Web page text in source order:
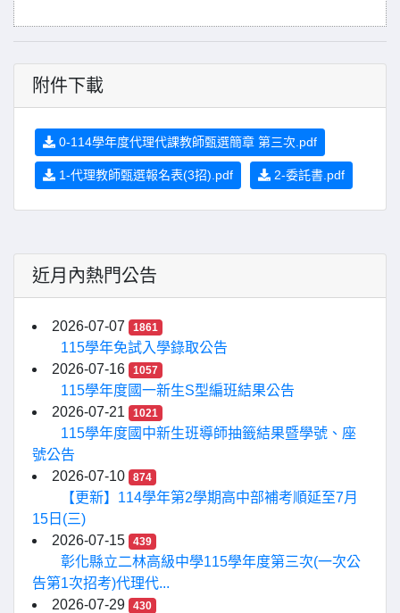
附件下載
0-114學年度代理代課教師甄選簡章 第三次.pdf
1-代理教師甄選報名表(3招).pdf 2-委託書.pdf
近月內熱門公告
2026-07-07 1861
115學年免試入學錄取公告
2026-07-16
1057
115學年度國一新生S型編班結果公告
2026-07-21
1021
115學年度國中新生班導師抽籤結果暨學號、座
號公告
2026-07-10
874
【更新】114學年第2學期高中部補考順延至7月
15日(三)
2026-07-15
439
彰化縣立二林高級中學115學年度第三次(一次公
告第1次招考)代理代...
2026-07-29
430